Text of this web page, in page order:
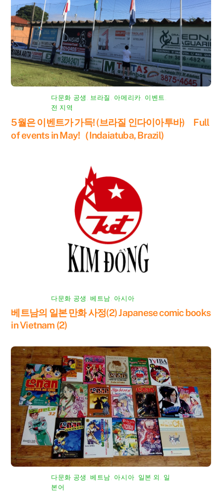
다문화 공생 브라질 아메리카 이벤트
전 지역
5월은 이벤트가 가득! (브라질 인다이아투바) Full
of events in May!（Indaiatuba, Brazil)
다문화 공생 ,베트남 아시아
베트남의 일본 만화 사정(2) Japanese comic books
in Vietnam (2)
다문화 공생 ,베트남 아시아 일본 외
일
본어